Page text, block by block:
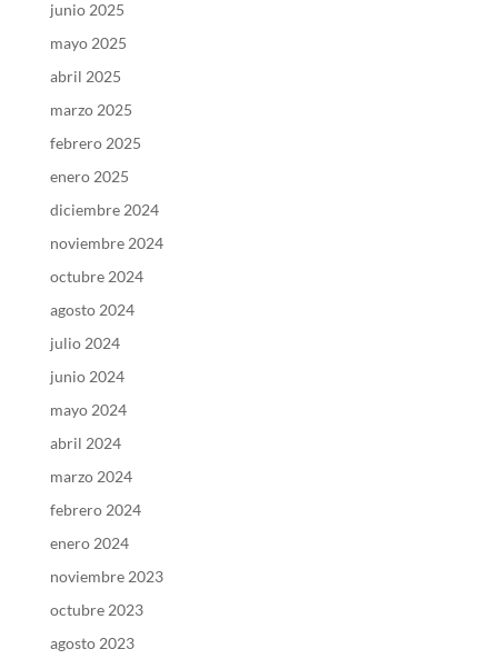
junio 2025
mayo 2025
abril 2025
marzo 2025
febrero 2025
enero 2025
diciembre 2024
noviembre 2024
octubre 2024
agosto 2024
julio 2024
junio 2024
mayo 2024
abril 2024
marzo 2024
febrero 2024
enero 2024
noviembre 2023
octubre 2023
agosto 2023